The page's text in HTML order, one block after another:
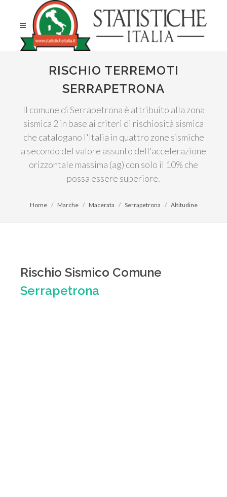
RISCHIO TERREMOTI
SERRAPETRONA
Il comune di Serrapetrona è attribuito alla zona
sismica 2 in base ai criteri di rischiosità sismica
che catalogano l'Italia in quattro zone sismiche
a secondo del valore assunto dell'accelerazione
orizzontale massima (ag) con solo il 10% che
possa essere superiore.
Home Marche Macerata Serrapetrona Altitudine
Rischio Sismico Comune
Serrapetrona